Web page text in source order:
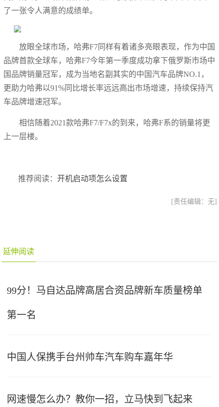
了一张令人满意的成绩单。
放眼全球市场，哈弗F7同样有着诸多亮眼表现，作为中国
品牌首款全球车，哈弗F7今年第一季度成功拿下俄罗斯市场中
国品牌销量冠军，成为当地名副其实的中国汽车品牌NO.1，
更助力哈弗以91%同比增长率远远高出市场增速，持续保持汽
车品牌增速冠军。
相信随着2021款哈弗F7/F7x的到来，哈弗F系的销量将更
上一层楼。
推荐阅读：开机启动项怎么设置
[责任编辑：无]
延伸阅读
99分！马自达品牌高居合资品牌新车质量榜单
第一名
中国人保携手台州帅车汽车购车嘉年华
网速慢怎么办？教你一招，立马快到飞起来